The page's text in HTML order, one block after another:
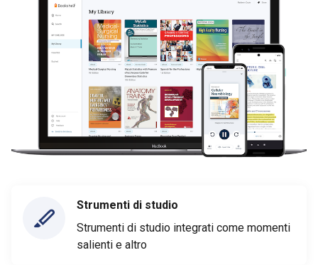
Strumenti di studio
Strumenti di studio integrati come momenti
salienti e altro